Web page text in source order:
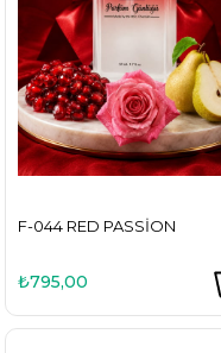
F-044 RED PASSION
₺795,00